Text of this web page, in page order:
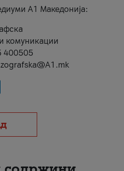
А1 Македонија:
комуникации
400505